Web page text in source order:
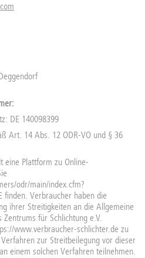
DE 140098399
Art. 14 Abs. 12 ODR-VO und § 36
eine Plattform zu Online-
odr/main/index.cfm?
finden. Verbraucher haben die
ihrer Streitigkeiten an die Allgemeine
für Schlichtung e.V.
www.verbraucher-schlichter.de zu
zur Streitbeilegung vor dieser
einem solchen Verfahren teilnehmen.